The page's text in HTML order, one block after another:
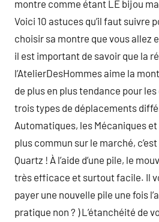
montre comme étant LE bijou
Voici 10 astuces qu’il faut suivre
choisir sa montre que vous allez
il est important de savoir que la
l’AtelierDesHommes aime la
de plus en plus tendance pour
trois types de déplacements
Automatiques, les Mécaniques
plus commun sur le marché,
Quartz ! À l’aide d’une pile, le
très efficace et surtout facile. Il
payer une nouvelle pile une fois
pratique non ? ) L’étanchéité de